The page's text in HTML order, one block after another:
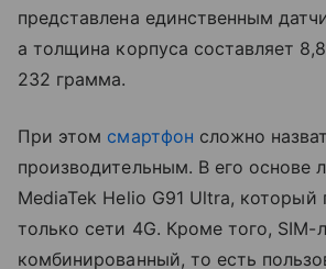
представлена единственным
а толщина корпуса составляет
232 грамма.
При этом смартфон сложно
производительным. В его основе
MediaTek Helio G91 Ultra,
только сети 4G. Кроме того, SIM-
комбинированный, то есть